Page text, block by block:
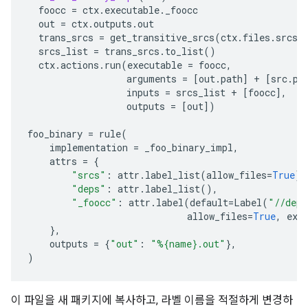
foocc = ctx. executable.
_foocc
out = ctx.outputs .out
trans_srcs = get_transitive_srcs(ctx. files . srcs
srcs_list = trans_srcs . to_list()
ctx.actions . run(executable = foocc,
arguments = [out.path] + [src.
inputs = srcs_list + [foocc],
outputs = [out])
foo_binary = rule(
implementation = _foo_binary_impl,
attrs = {
"srcs" : attr . label_list(allow_files=True),
"deps" : attr . label_list(),
"_foocc" : attr . label(default=Label( "//
allow_files=True,
},
outputs = {"out" : "%{name} .out" },
)
이 파일을 새 패키지에 복사하고, 라벨 이름을 적절하게 변경하